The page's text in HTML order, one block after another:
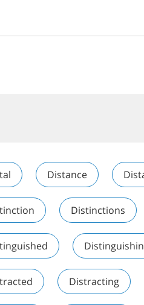
Distance
Distinctions
Distracting